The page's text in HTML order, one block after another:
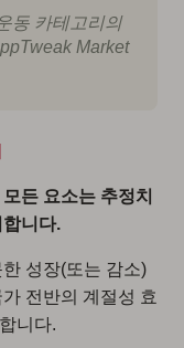
동 카테고리의
Market
든 요소는 추정치
니다.
성장(또는 감소)
전반의 계절성 효
니다.